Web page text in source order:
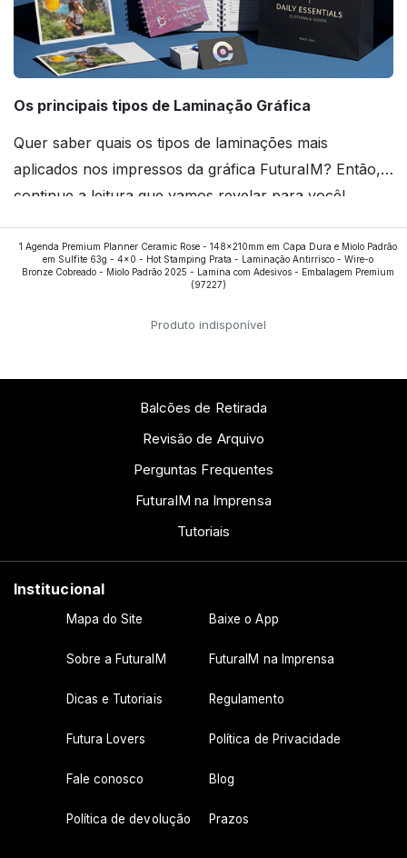
Os principais tipos de Laminação Gráfica
Quer saber quais os tipos de laminações mais
aplicados nos impressos da gráfica FuturaIM? Então,
continue a leitura que vamos revelar para você!
Ver todos os posts
1 Agenda Premium Planner Ceramic Rose - 148x210mm em Capa Dura e Miolo Padrão
em Sulfite 63g - 4x0 - Hot Stamping Prata - Laminação Antirrisco - Wire-o
Bronze Cobreado - Miolo Padrão 2025 - Lamina com Adesivos - Embalagem Premium
(97227)
Produto indisponível
Balcões de Retirada
Revisão de Arquivo
Perguntas Frequentes
FuturaIM na Imprensa
Tutoriais
Institucional
Mapa do Site Baixe o App
Sobre a FuturaIM FuturaIM na Imprensa
Dicas e Tutoriais Regulamento
Futura Lovers Política de Privacidade
Fale conosco Blog
Política de devolução Prazos